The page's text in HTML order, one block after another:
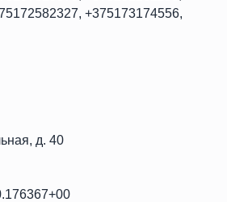
+375173174556,
д. 40